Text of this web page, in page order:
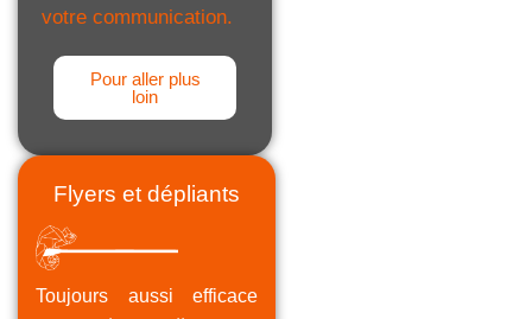
votre communication.
Pour aller plus
loin
Flyers et dépliants
Toujours aussi efficace